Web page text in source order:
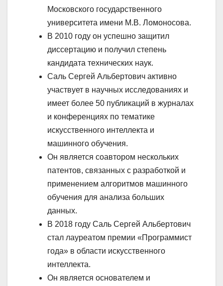
Московского государственного
университета имени М.В. Ломоносова.
В 2010 году он успешно защитил
диссертацию и получил степень
кандидата технических наук.
Саль Сергей Альбертович активно
участвует в научных исследованиях и
имеет более 50 публикаций в журналах
и конференциях по тематике
искусственного интеллекта и
машинного обучения.
Он является соавтором нескольких
патентов, связанных с разработкой и
применением алгоритмов машинного
обучения для анализа больших
данных.
В 2018 году Саль Сергей Альбертович
стал лауреатом премии «Программист
года» в области искусственного
интеллекта.
Он является основателем и